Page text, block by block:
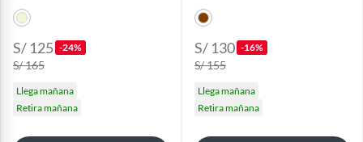
S/ 125 -24%
S/ 165
Llega mañana
Retira mañana
S/ 130 -16%
S/ 155
Llega mañana
Retira mañana